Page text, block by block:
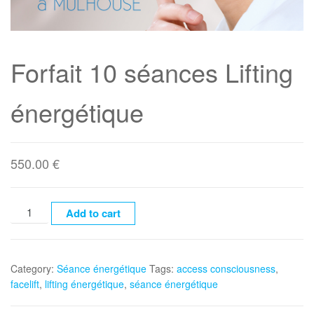
Forfait 10 séances Lifting
énergétique
550.00 €
Forfait
10
énergétique
quantity
Add to cart
Category: Séance énergétique Tags: access consciousness,
facelift, lifting énergétique, séance énergétique